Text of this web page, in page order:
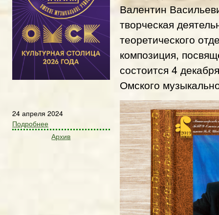
24 апреля 2024
Подробнее
Архив
Валентин
творческая
теоретического
композиция,
состоится 4
Омского